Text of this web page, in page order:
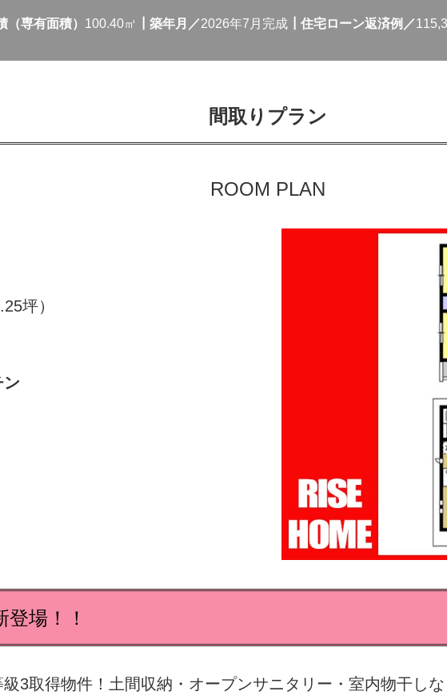
（専有面積） 100.40㎡ ┃築年月／2026年7月完成 ┃住宅ローン返済例／
間取りプラン
ROOM PLAN
坪）
場！！
3取得物件！土間収納・オープンサニタリー・室内物干し